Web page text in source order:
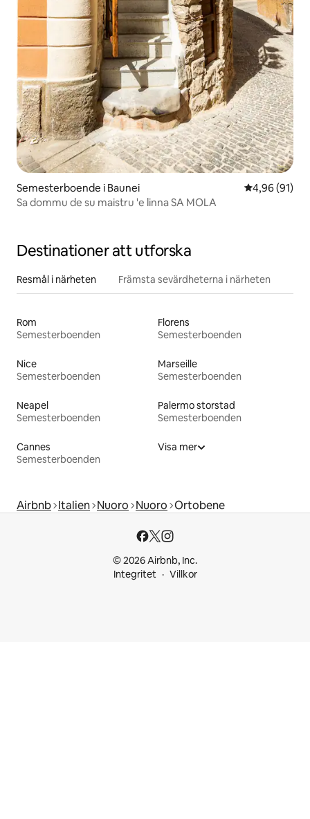
Semesterboende i Baunei 4,96 av 5 i
4,96 (91)
Sa dommu de su maistru 'e linna SA MOLA
Destinationer att utforska
Resmål i närheten Främsta sevärdheterna i närheten
Rom
Semesterboenden
Florens
Semesterboenden
Nice
Semesterboenden
Marseille
Semesterboenden
Neapel
Semesterboenden
Palermo storstad
Semesterboenden
Cannes
Semesterboenden
Visa mer
Airbnb Italien Nuoro Nuoro Ortobene
© 2026 Airbnb, Inc.
Integritet
Villkor